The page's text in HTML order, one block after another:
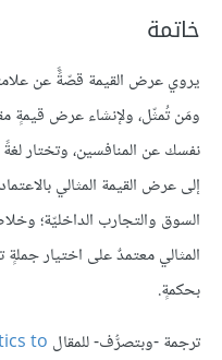
خاتمة
يروي عرض القيمة قصّةًً عن
ومَن تُمثّل، ولإنشاء عرض قيمةٍ
نفسك عن المنافسين، وتختار
إلى عرض القيمة المثالي
السوق والتجارب الداخليّة؛
المثالي معتمدٌ على اختيار جملةٍ
بحكمةٍ.
ترجمة -وبتصرُّف- للمقال to